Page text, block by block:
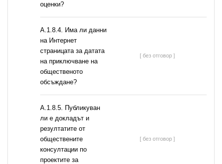
оценки?
A.1.8.4. Има ли данни
на Интернет
страницата за датата
на приключване на
общественото
обсъждане?
[ без отговор ]
А.1.8.5. Публикуван
ли е докладът и
резултатите от
обществените
консултации по
проектите за
[ без отговор ]